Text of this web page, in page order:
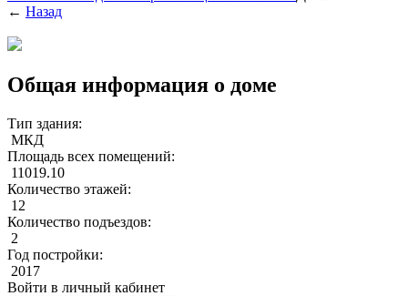
← Назад
Общая информация о доме
Тип здания:
МКД
Площадь всех помещений:
11019.10
Количество этажей:
12
Количество подъездов:
2
Год постройки:
2017
Войти в личный кабинет